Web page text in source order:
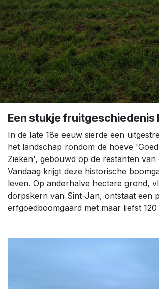
Een stukje fruitgeschiedenis
In de late 18e eeuw sierde een
het landschap rondom de hoeve
Zieken', gebouwd op de restanten van
Vandaag krijgt deze historische
leven. Op anderhalve hectare grond,
dorpskern van Sint-Jan, ontstaat een
erfgoedboomgaard met maar liefst